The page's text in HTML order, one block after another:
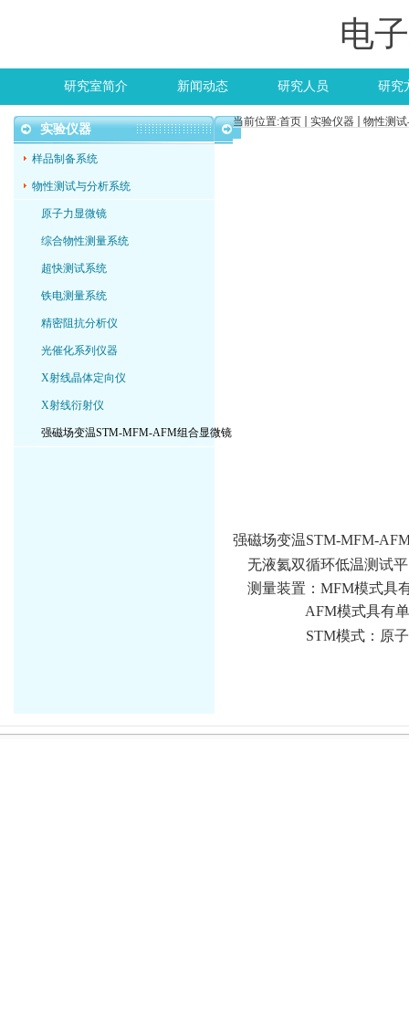
电
研究室简介 新闻动态 研究人员 研究
实验仪器
样品制备系统
物性测试与分析系统
原子力显微镜
综合物性测量系统
超快测试系统
铁电测量系统
精密阻抗分析仪
光催化系列仪器
X射线晶体定向仪
X射线衍射仪
强磁场变温STM-MFM-AFM组合显微镜
当前位置:首页 实验仪器 物性测
强磁场变温STM-MFM-
无液氦双循环低温测试平
测量装置：MFM模式具
AFM模式具有单胞
STM模式：原子级成